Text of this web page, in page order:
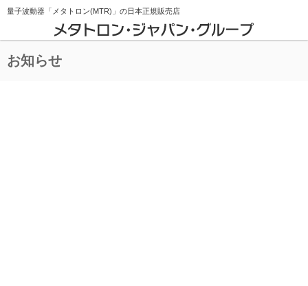
量子波動器「メタトロン(MTR)」の日本正規販売店
お知らせ